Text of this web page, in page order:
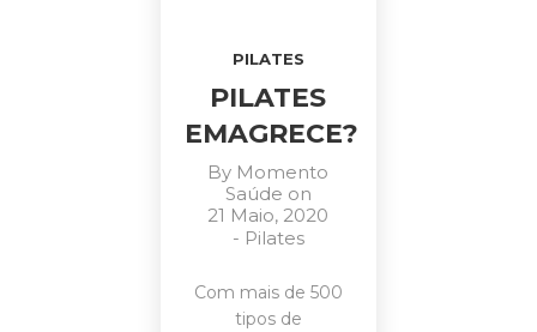
PILATES
PILATES
EMAGRECE?
By Momento
Saúde on
21 Maio, 2020
- Pilates
Com mais de 500
tipos de